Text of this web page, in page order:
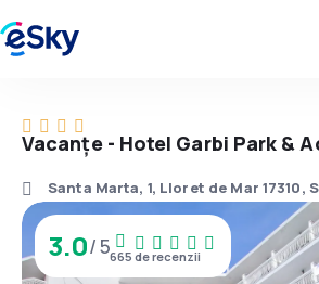
Vacanţe - Hotel Garbi Park &
Santa Marta, 1, Lloret de Mar 17310,
3.0/ 5665 de recenzii